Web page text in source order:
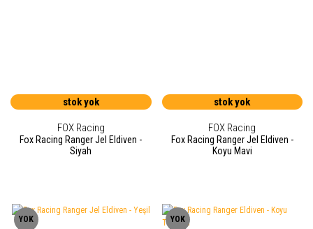
stok yok
FOX Racing
Fox Racing Ranger Jel Eldiven -
Siyah
stok yok
FOX Racing
Fox Racing Ranger Jel Eldiven -
Koyu Mavi
YOK YOK